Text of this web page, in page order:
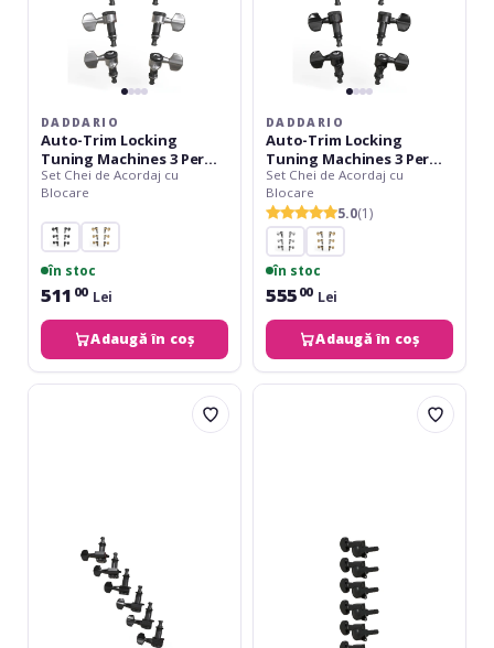
DADDARIO
Auto-Trim Locking
Tuning Machines 3 Per
Side - Chrome
Set Chei de Acordaj cu
Blocare
în stoc
511 00 Lei
Adaugă în coș
DADDARIO
Auto-Trim Locking
Tuning Machines 3 Per
Side - Black
Set Chei de Acordaj cu
Blocare
5.0(1)
în stoc
555 00 Lei
Adaugă în coș
Daddario
Grover